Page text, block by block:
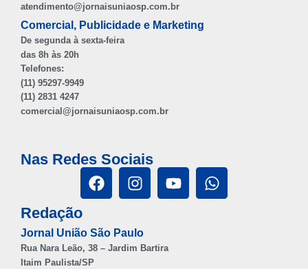
atendimento@jornaisuniaosp.com.br
Comercial, Publicidade e Marketing
De segunda à sexta-feira
das 8h às 20h
Telefones:
(11) 95297-9949
(11) 2831 4247
comercial@jornaisuniaosp.com.br
Nas Redes Sociais
Redação
Jornal União São Paulo
Rua Nara Leão, 38 – Jardim Bartira
Itaim Paulista/SP